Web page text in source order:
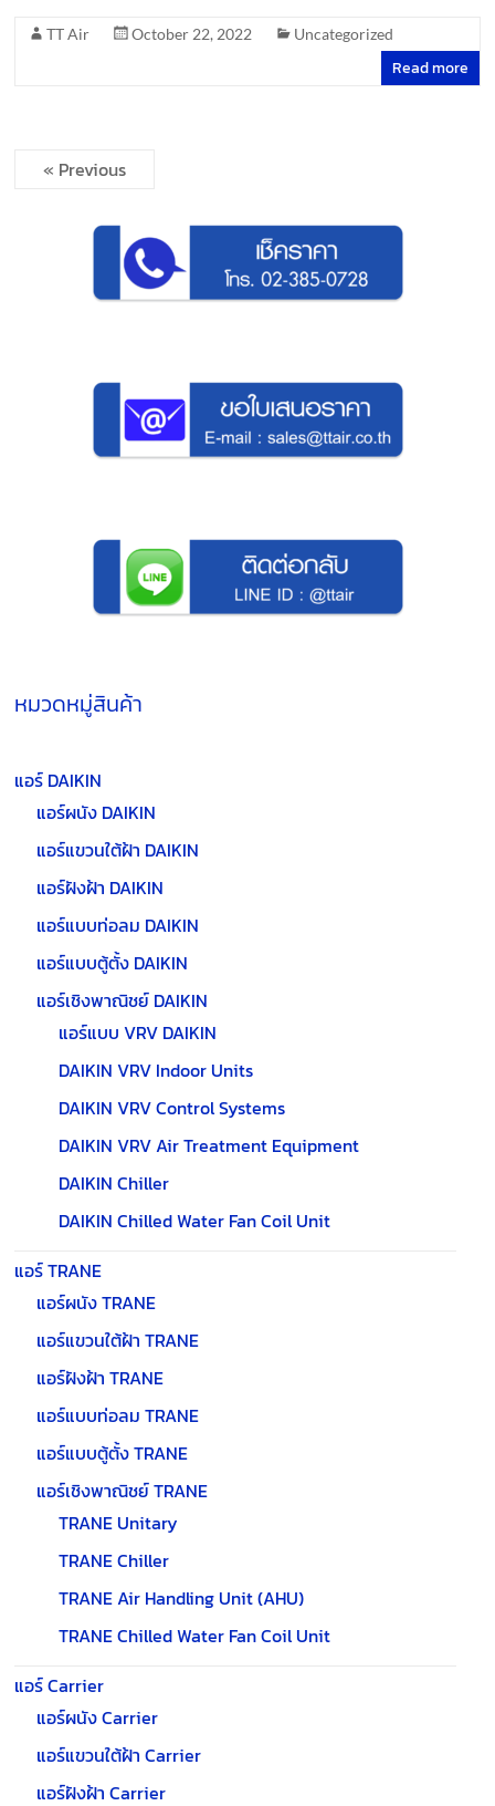
TT Air October 22, 2022 Uncategorized
Read more
« Previous
หมวดหมู่สินค้า
แอร์ DAIKIN
แอร์ผนัง DAIKIN
แอร์แขวนใต้ฝ้า DAIKIN
แอร์ฝังฝ้า DAIKIN
แอร์แบบท่อลม DAIKIN
แอร์แบบตู้ตั้ง DAIKIN
แอร์เชิงพาณิชย์ DAIKIN
แอร์แบบ VRV DAIKIN
DAIKIN VRV Indoor Units
DAIKIN VRV Control Systems
DAIKIN VRV Air Treatment Equipment
DAIKIN Chiller
DAIKIN Chilled Water Fan Coil Unit
แอร์ TRANE
แอร์ผนัง TRANE
แอร์แขวนใต้ฝ้า TRANE
แอร์ฝังฝ้า TRANE
แอร์แบบท่อลม TRANE
แอร์แบบตู้ตั้ง TRANE
แอร์เชิงพาณิชย์ TRANE
TRANE Unitary
TRANE Chiller
TRANE Air Handling Unit (AHU)
TRANE Chilled Water Fan Coil Unit
แอร์ Carrier
แอร์ผนัง Carrier
แอร์แขวนใต้ฝ้า Carrier
แอร์ฝังฝ้า Carrier